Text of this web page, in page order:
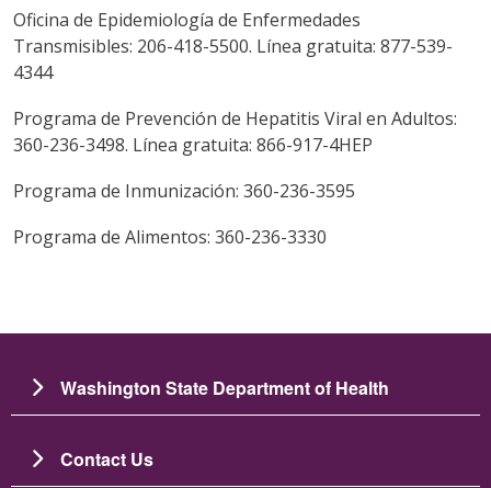
Oficina de Epidemiología de Enfermedades
Transmisibles: 206-418-5500. Línea gratuita: 877-539-
4344
Programa de Prevención de Hepatitis Viral en Adultos:
360-236-3498. Línea gratuita: 866-917-4HEP
Programa de Inmunización: 360-236-3595
Programa de Alimentos: 360-236-3330
Washington State Department of Health
Contact Us